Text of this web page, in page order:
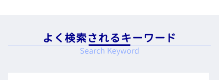
よく検索されるキーワード
Search Keyword